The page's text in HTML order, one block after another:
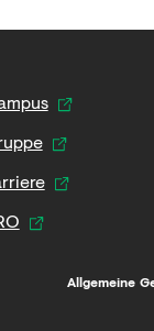
Allgemeine